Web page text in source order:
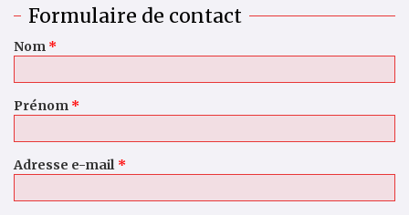
Formulaire de contact
Nom *
Prénom *
Adresse e-mail *